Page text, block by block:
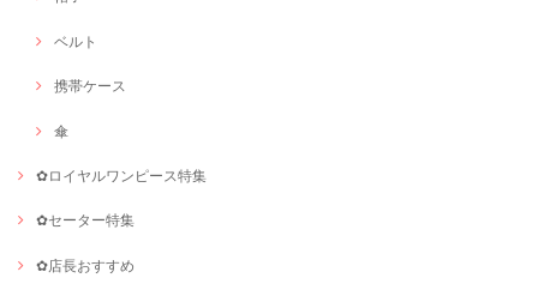
ベルト
携帯ケース
傘
✿ロイヤルワンピース特集
✿セーター特集
✿店長おすすめ